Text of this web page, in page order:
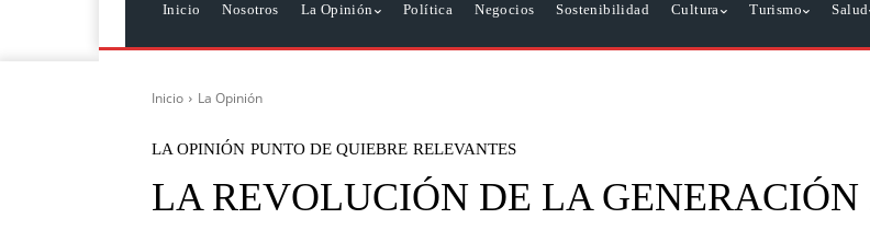
Inicio Nosotros La Opinión Política Negocios Sostenibilidad Cultura Turismo Salud
Inicio La Opinión
LA OPINIÓN PUNTO DE QUIEBRE RELEVANTES
LA REVOLUCIÓN DE LA GENERACIÓN